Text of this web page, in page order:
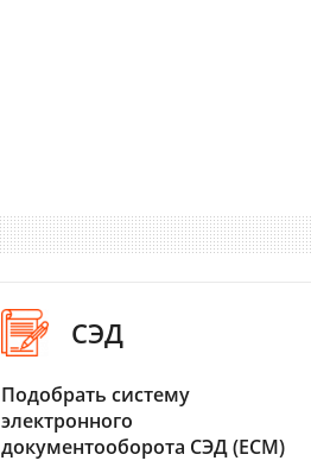
СЭД
Подобрать систему
электронного
документооборота СЭД (ECM)